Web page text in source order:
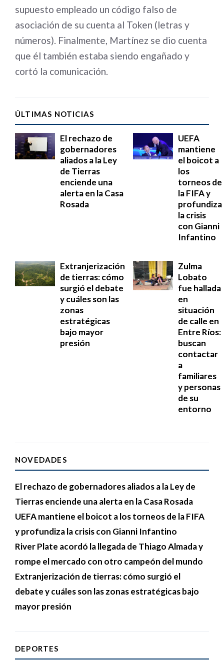
supuesto empleado un código falso de
asociación de su cuenta al Token (letras y
números). Finalmente, Martínez se dio cuenta
que él también estaba siendo engañado y
cortó la comunicación.
ÚLTIMAS NOTICIAS
El rechazo de
gobernadores
aliados a la Ley
de Tierras
enciende una
alerta en la Casa
Rosada
UEFA
mantiene
el boicot a
los
torneos de
la FIFA y
profundiza
la crisis
con Gianni
Infantino
Extranjerización
de tierras: cómo
surgió el debate
y cuáles son las
zonas
estratégicas
bajo mayor
presión
Zulma
Lobato
fue hallada
en
situación
de calle en
Entre Ríos:
buscan
contactar
a
familiares
y personas
de su
entorno
NOVEDADES
El rechazo de gobernadores aliados a la Ley de
Tierras enciende una alerta en la Casa Rosada
UEFA mantiene el boicot a los torneos de la FIFA
y profundiza la crisis con Gianni Infantino
River Plate acordó la llegada de Thiago Almada y
rompe el mercado con otro campeón del mundo
Extranjerización de tierras: cómo surgió el
debate y cuáles son las zonas estratégicas bajo
mayor presión
DEPORTES